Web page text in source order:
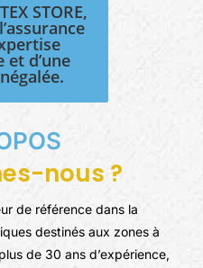
STORE,
et d’une
nous ?
de référence dans la
destinés aux zones à
de 30 ans d’expérience,